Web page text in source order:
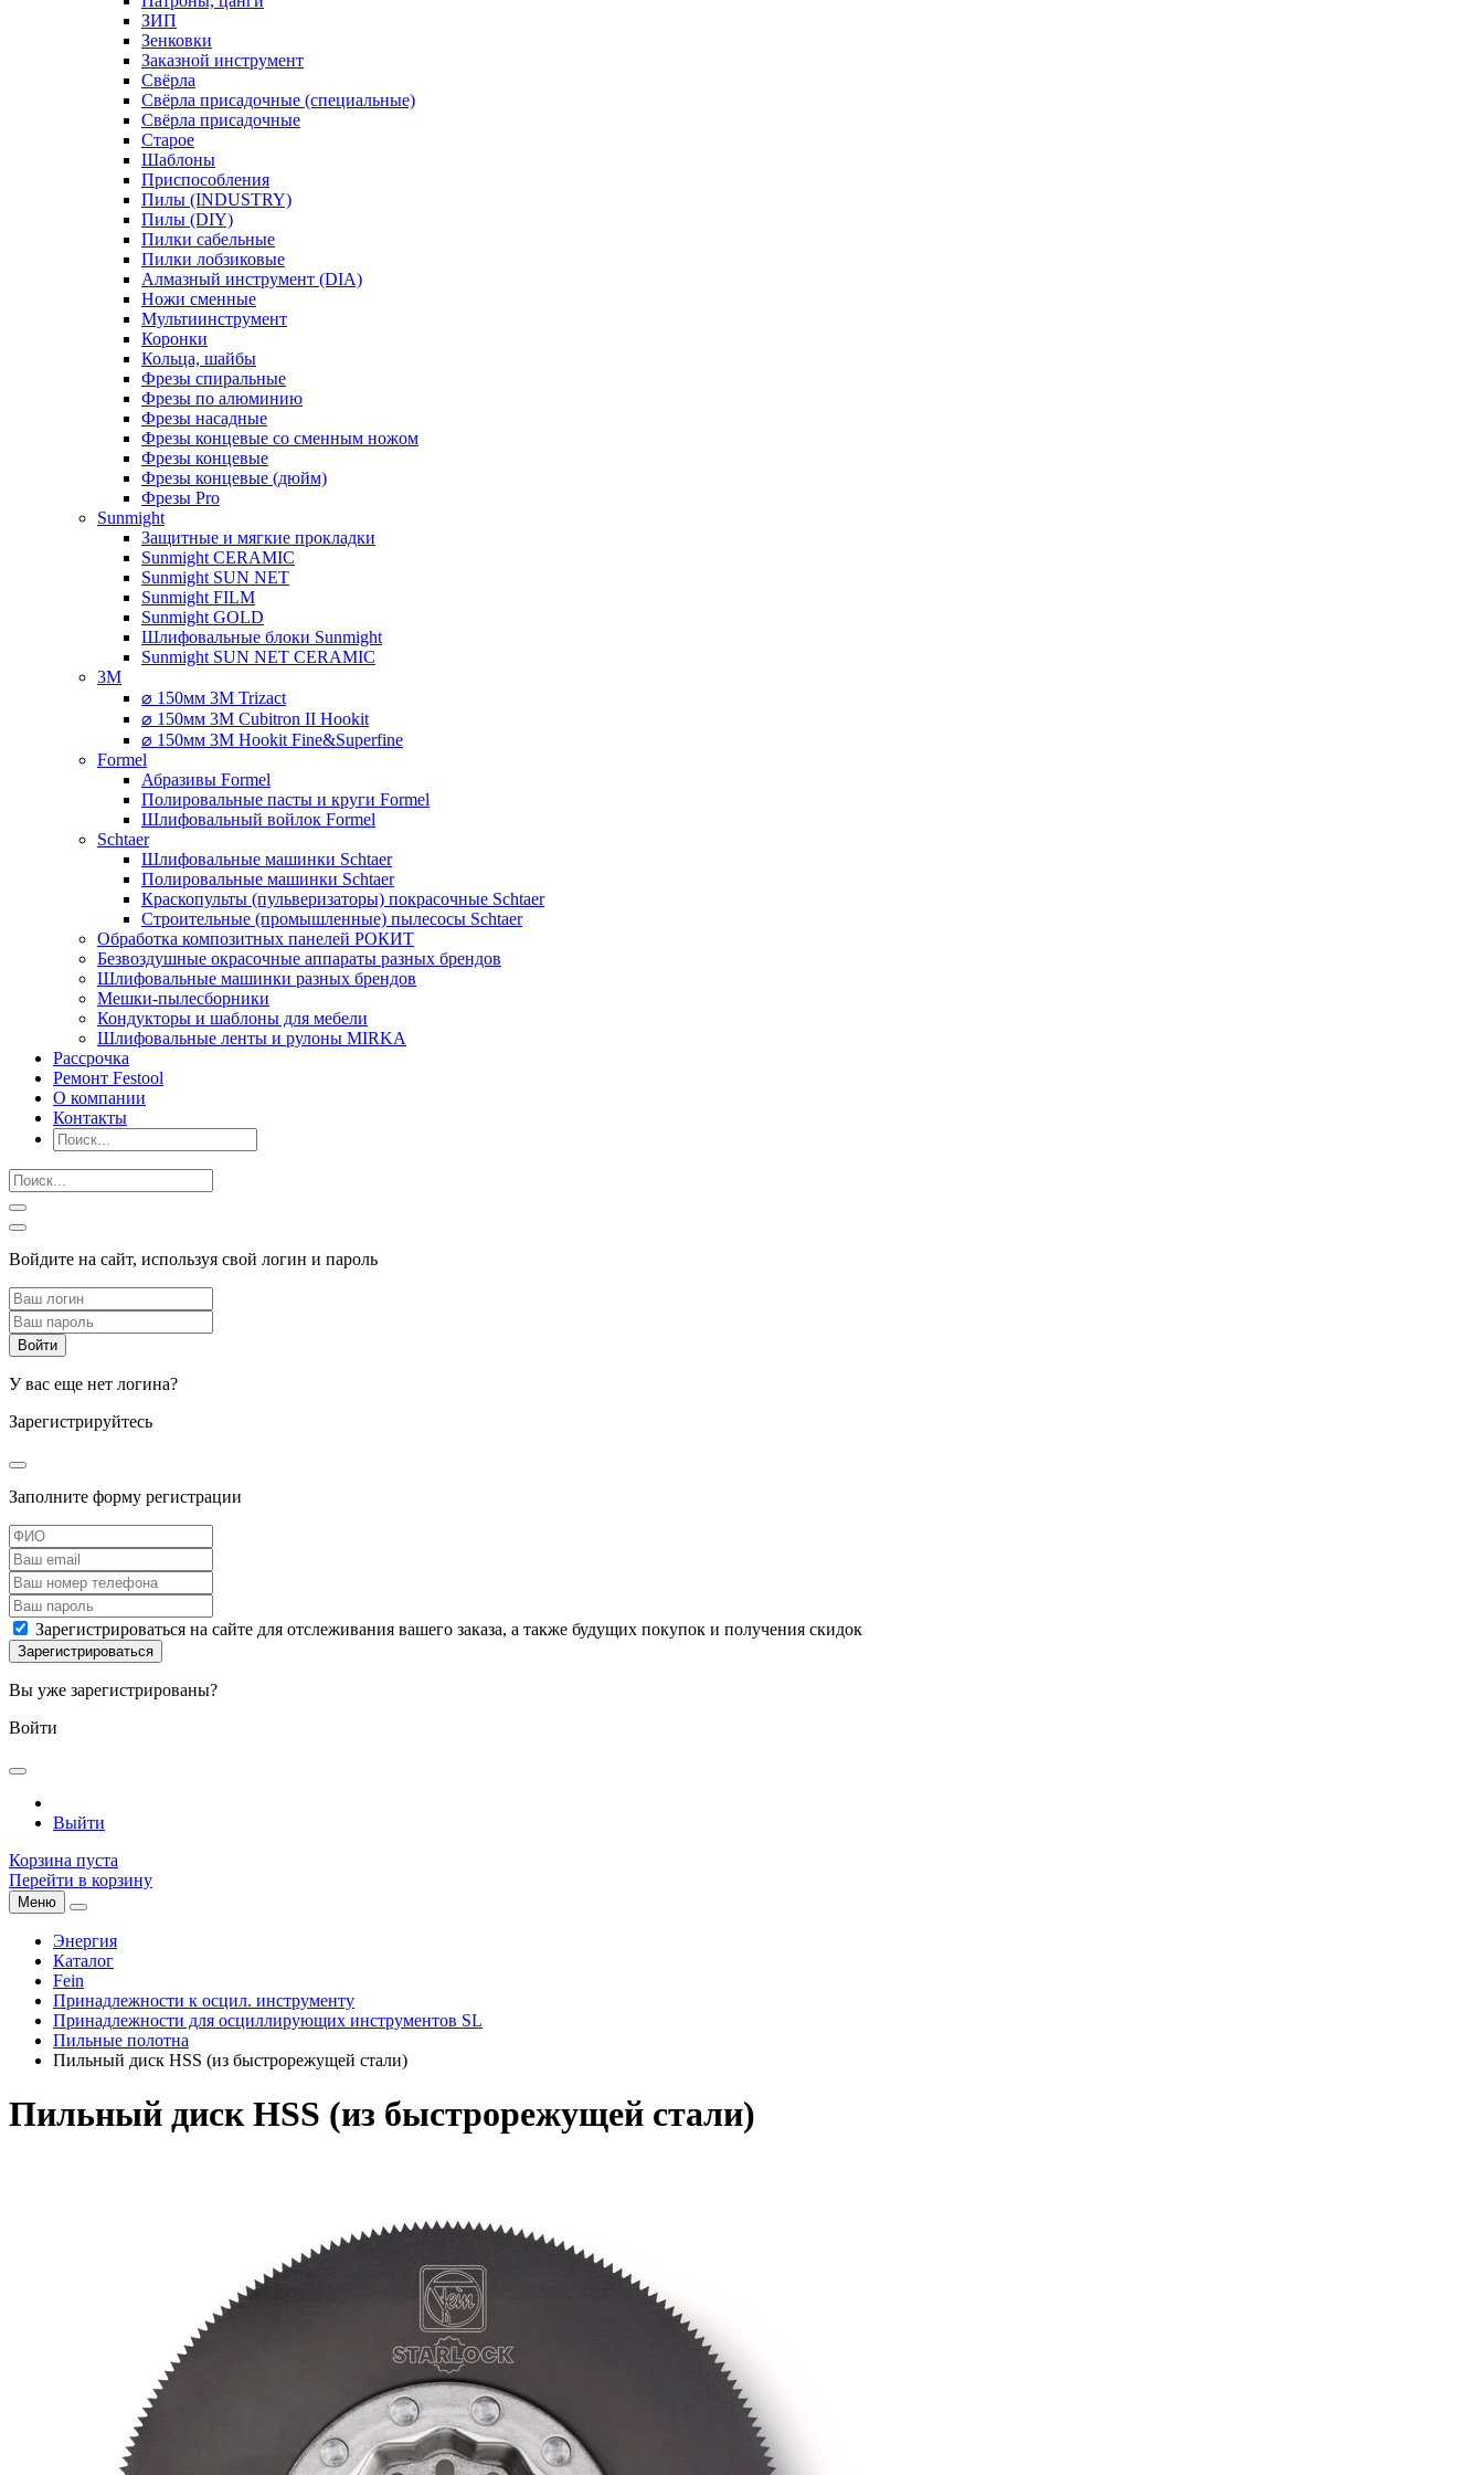
ЗИП
Зенковки
Заказной инструмент
Свёрла
Свёрла присадочные (специальные)
Свёрла присадочные
Старое
Шаблоны
Приспособления
Пилы (INDUSTRY)
Пилы (DIY)
Пилки сабельные
Пилки лобзиковые
Алмазный инструмент (DIA)
Ножи сменные
Мультиинструмент
Коронки
Кольца, шайбы
Фрезы спиральные
Фрезы по алюминию
Фрезы насадные
Фрезы концевые со сменным ножом
Фрезы концевые
Фрезы концевые (дюйм)
Фрезы Pro
Sunmight
Защитные и мягкие прокладки
Sunmight CERAMIC
Sunmight SUN NET
Sunmight FILM
Sunmight GOLD
Шлифовальные блоки Sunmight
Sunmight SUN NET CERAMIC
3M
⌀ 150мм 3M Trizact
⌀ 150мм 3M Cubitron II Hookit
⌀ 150мм 3M Hookit Fine&Superfine
Formel
Абразивы Formel
Полировальные пасты и круги Formel
Шлифовальный войлок Formel
Schtaer
Шлифовальные машинки Schtaer
Полировальные машинки Schtaer
Краскопульты (пульверизаторы) покрасочные Schtaer
Строительные (промышленные) пылесосы Schtaer
Обработка композитных панелей РОКИТ
Безвоздушные окрасочные аппараты разных брендов
Шлифовальные машинки разных брендов
Мешки-пылесборники
Кондукторы и шаблоны для мебели
Шлифовальные ленты и рулоны MIRKA
Рассрочка
Ремонт Festool
О компании
Контакты
Войдите на сайт, используя свой логин и пароль
У вас еще нет логина?
Зарегистрируйтесь
Заполните форму регистрации
Зарегистрироваться на сайте для отслеживания вашего заказа, а также будущих покупок и получения скидок
Вы уже зарегистрированы?
Войти
Выйти
Корзина пуста
Перейти в корзину
Меню
Энергия
Каталог
Fein
Принадлежности к осцил. инструменту
Принадлежности для осциллирующих инструментов SL
Пильные полотна
Пильный диск HSS (из быстрорежущей стали)
Пильный диск HSS (из быстрорежущей стали)